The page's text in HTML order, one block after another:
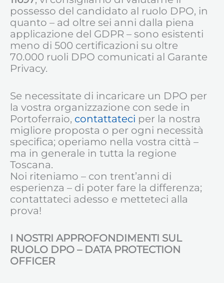
possesso del candidato al ruolo DPO, in
quanto – ad oltre sei anni dalla piena
applicazione del GDPR – sono esistenti
meno di 500 certificazioni su oltre
70.000 ruoli DPO comunicati al Garante
Privacy.
Se necessitate di incaricare un DPO per
la vostra organizzazione con sede in
Portoferraio, contattateci per la nostra
migliore proposta o per ogni necessità
specifica; operiamo nella vostra città –
ma in generale in tutta la regione
Toscana.
Noi riteniamo – con trent’anni di
esperienza – di poter fare la differenza;
contattateci adesso e metteteci alla
prova!
I NOSTRI APPROFONDIMENTI SUL
RUOLO DPO – DATA PROTECTION
OFFICER